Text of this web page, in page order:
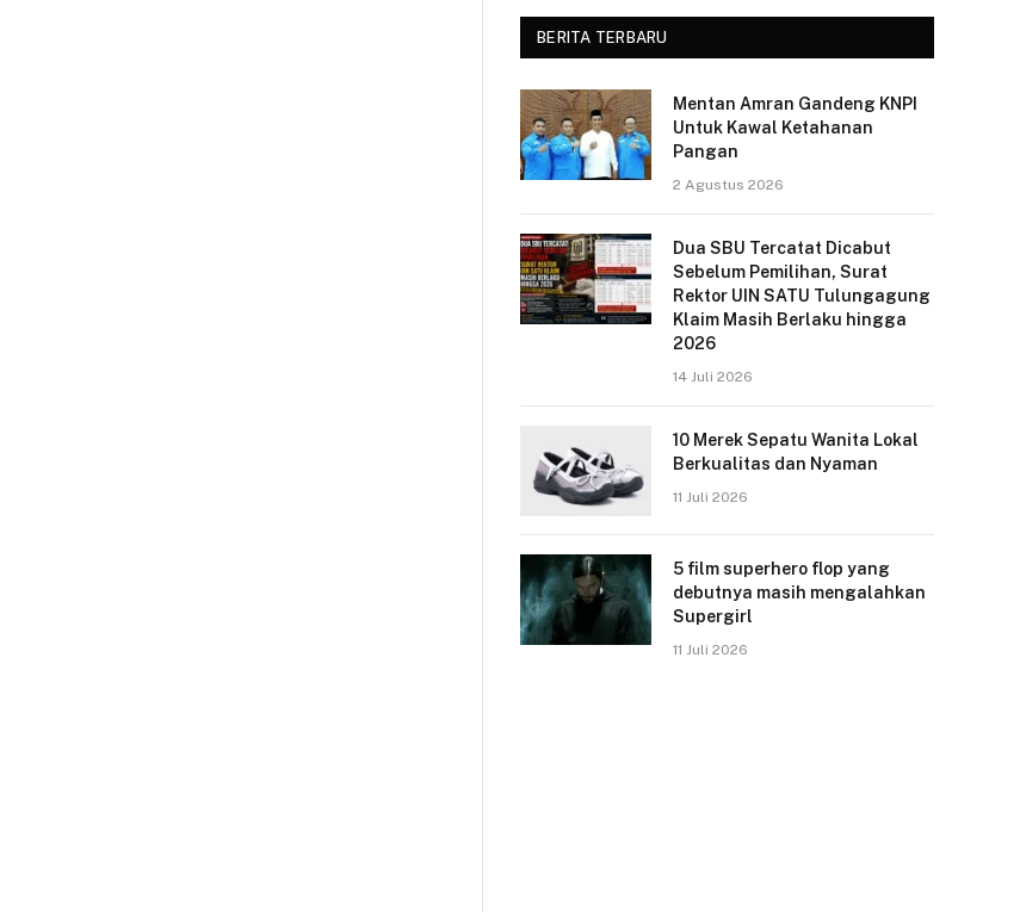
BERITA TERBARU
Mentan Amran Gandeng KNPI
Untuk Kawal Ketahanan
Pangan
2 Agustus 2026
Dua SBU Tercatat Dicabut
Sebelum Pemilihan, Surat
Rektor UIN SATU Tulungagung
Klaim Masih Berlaku hingga
2026
14 Juli 2026
10 Merek Sepatu Wanita Lokal
Berkualitas dan Nyaman
11 Juli 2026
5 film superhero flop yang
debutnya masih mengalahkan
Supergirl
11 Juli 2026